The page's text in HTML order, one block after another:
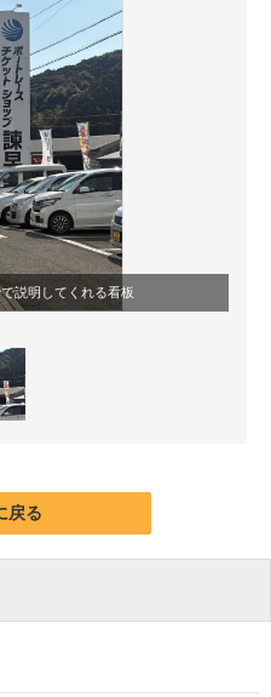
説明してくれる看板
戻る